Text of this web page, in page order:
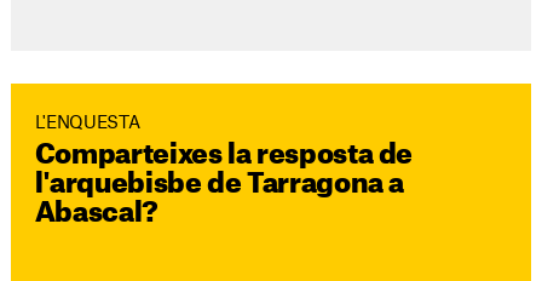
L'ENQUESTA
Comparteixes la resposta de
l'arquebisbe de Tarragona a
Abascal?